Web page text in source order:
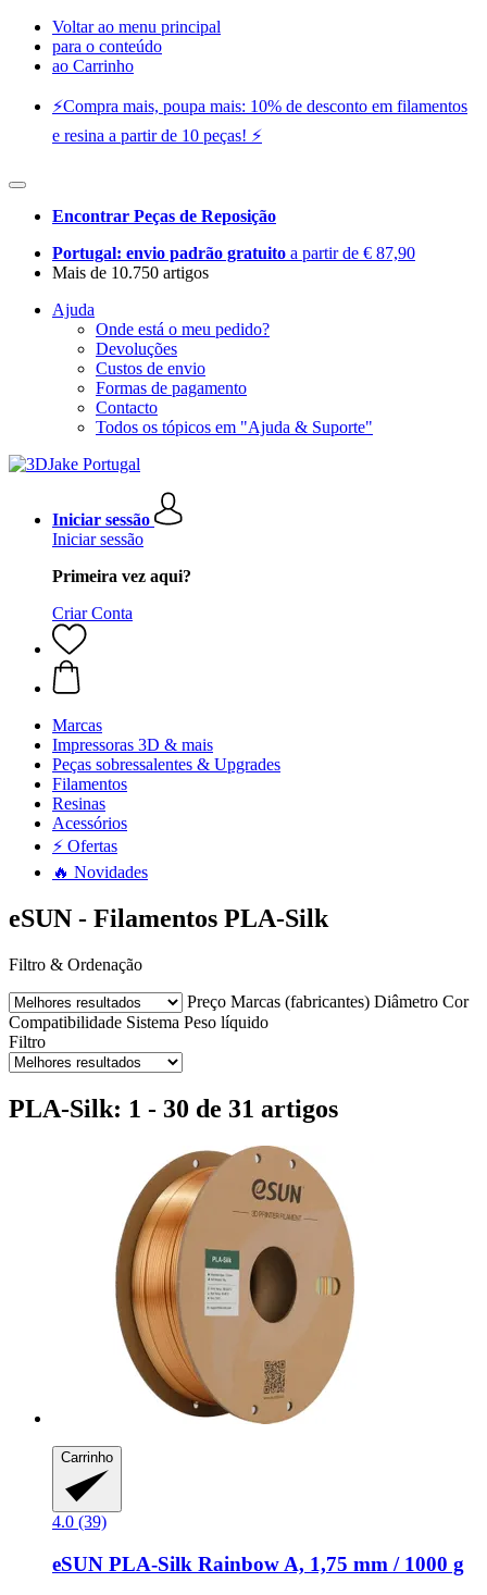
Voltar ao menu principal
para o conteúdo
ao Carrinho
⚡️Compra mais, poupa mais: 10% de desconto em filamentos
e resina a partir de 10 peças! ⚡️
Encontrar Peças de Reposição
Portugal: envio padrão gratuito a partir de € 87,90
Mais de 10.750 artigos
Ajuda
Onde está o meu pedido?
Devoluções
Custos de envio
Formas de pagamento
Contacto
Todos os tópicos em "Ajuda & Suporte"
Iniciar sessão
Iniciar sessão
Primeira vez aqui?
Criar Conta
Marcas
Impressoras 3D & mais
Peças sobressalentes & Upgrades
Filamentos
Resinas
Acessórios
⚡ Ofertas
🔥 Novidades
eSUN - Filamentos PLA-Silk
Filtro & Ordenação
Preço Marcas (fabricantes) Diâmetro Cor
Compatibilidade Sistema Peso líquido
Filtro
PLA-Silk: 1 - 30 de 31 artigos
Carrinho
4.0 (39)
eSUN PLA-​Silk Rainbow A, 1,75 mm / 1000 g